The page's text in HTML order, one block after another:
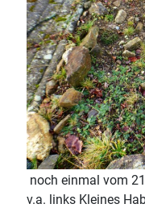
noch einmal vom
v.a. links Kleines